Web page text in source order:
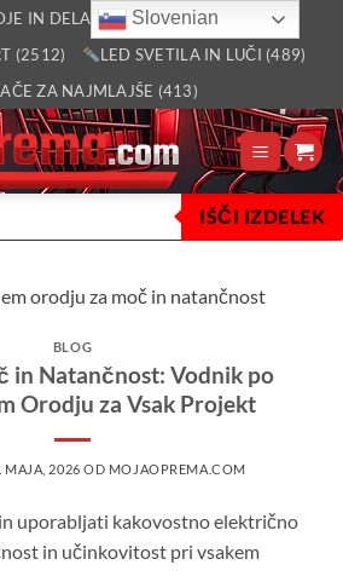
IN DELAVNICA (2805)
(2512)
LED SVETILA IN LUČI (489)
ZA NAJMLAJŠE (413)
IŠČI IZDELEK
BLOG
in Natančnost: Vodnik po
Orodju za Vsak Projekt
MAJA, 2026 OD MOJAOPREMA.COM
uporabljati kakovostno električno
in učinkovitost pri vsakem
Slovenian